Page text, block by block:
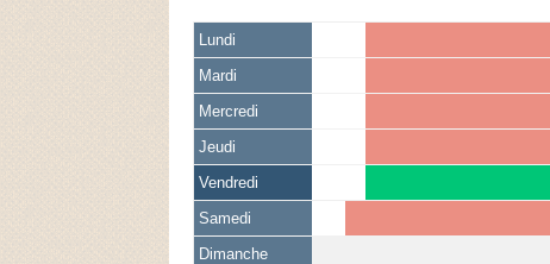
Lundi
Mardi
Mercredi
Jeudi
Vendredi
Samedi
Dimanche